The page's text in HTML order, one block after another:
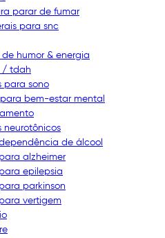
parar de fumar
para snc
de humor & energia
/ tdah
para sono
bem-estar mental
neurotônicos
de álcool
alzheimer
epilepsia
parkinson
vertigem